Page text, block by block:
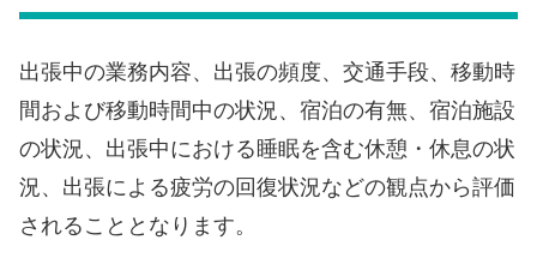
出張中の業務内容、出張の頻度、交通手段、移動時
間および移動時間中の状況、宿泊の有無、宿泊施設
の状況、出張中における睡眠を含む休憩・休息の状
況、出張による疲労の回復状況などの観点から評価
されることとなります。